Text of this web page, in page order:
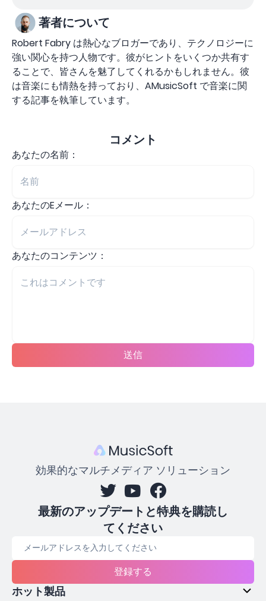
著者について
Robert Fabry は熱心なブロガーであり、テクノロジーに
強い関心を持つ人物です。彼がヒントをいくつか共有す
ることで、皆さんを魅了してくれるかもしれません。彼
は音楽にも情熱を持っており、AMusicSoft で音楽に関
する記事を執筆しています。
コメント
あなたの名前：
あなたのEメール：
あなたのコンテンツ：
送信
効果的なマルチメディア ソリューション
最新のアップデートと特典を購読し
てください
登録する
ホット製品